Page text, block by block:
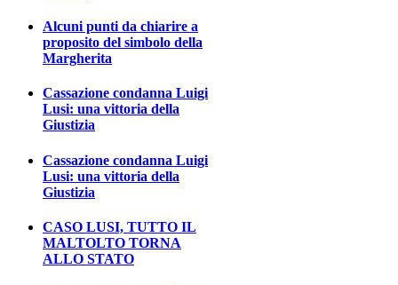
Alcuni punti da chiarire a
proposito del simbolo della
Margherita
Cassazione condanna Luigi
Lusi: una vittoria della
Giustizia
Cassazione condanna Luigi
Lusi: una vittoria della
Giustizia
CASO LUSI, TUTTO IL
MALTOLTO TORNA
ALLO STATO